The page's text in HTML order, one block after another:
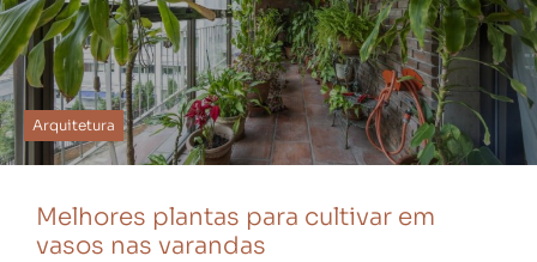
Arquitetura
Melhores plantas para cultivar em
vasos nas varandas